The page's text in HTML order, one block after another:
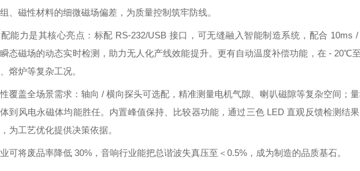
、磁性材料的细微磁场偏差，为质量控制筑牢防线。
能力是其核心亮点：标配 RS-232/USB 接口，可无缝融入智能制造系统，配合 10ms
态磁场的动态实时检测，助力无人化产线效能提升。更有自动温度补偿功能，在 - 20℃
熔炉等复杂工况。
覆盖全场景需求：轴向 / 横向探头可选配，精准测量电机气隙、喇叭磁隙等复杂空间；
到风电永磁体均能胜任。内置峰值保持、比较器功能，通过三色 LED 直观反馈检测结
为工艺优化提供决策依据。
可将废品率降低 30%，音响行业能把总谐波失真压至＜0.5%，成为制造的品质基石。